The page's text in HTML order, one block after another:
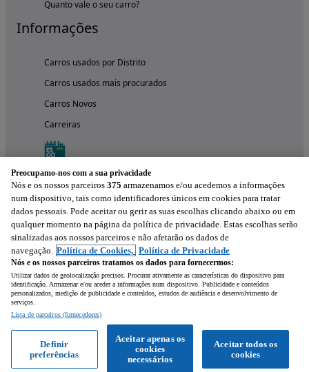
Quanto vale o seu carro?
Informações
Carros usados por Distrito
Carros usados mais procurados
Carros Novos
Carreiras
Experimenta a aplicação
Preocupamo-nos com a sua privacidade
Nós e os nossos parceiros 375 armazenamos e/ou acedemos a informações
num dispositivo, tais como identificadores únicos em cookies para tratar
dados pessoais. Pode aceitar ou gerir as suas escolhas clicando abaixo ou em
qualquer momento na página da política de privacidade. Estas escolhas serão
sinalizadas aos nossos parceiros e não afetarão os dados de
navegação. Política de Cookies, Política de Privacidade
Nós e os nossos parceiros tratamos os dados para fornecermos:
Utilizar dados de geolocalização precisos. Procurar ativamente as características do dispositivo para
identificação. Armazenar e/ou aceder a informações num dispositivo. Publicidade e conteúdos
personalizados, medição de publicidade e conteúdos, estudos de audiência e desenvolvimento de
serviços.
Lista de parceiros (fornecedores)
Aceitar todos os
cookies
Aceitar apenas os
cookies
necessários
Definir
preferências